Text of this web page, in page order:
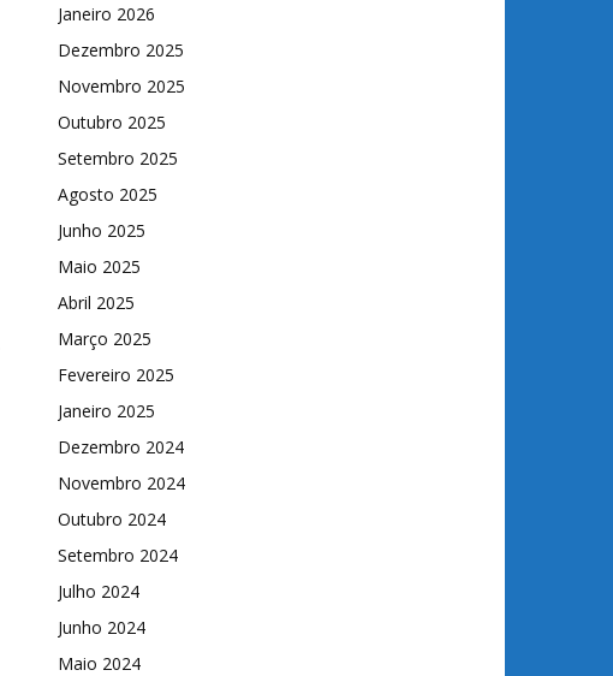
Janeiro 2026
Dezembro 2025
Novembro 2025
Outubro 2025
Setembro 2025
Agosto 2025
Junho 2025
Maio 2025
Abril 2025
Março 2025
Fevereiro 2025
Janeiro 2025
Dezembro 2024
Novembro 2024
Outubro 2024
Setembro 2024
Julho 2024
Junho 2024
Maio 2024